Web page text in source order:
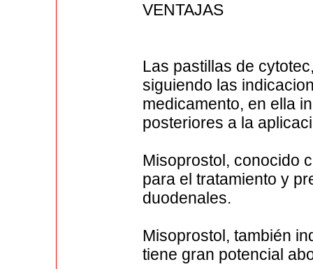
VENTAJAS
Las pastillas de
siguiendo las
medicamento, en ella
posteriores a la
Misoprostol, conocido
para el tratamiento y
duodenales.
Misoprostol, también
tiene gran potencial